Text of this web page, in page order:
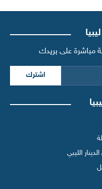
مباشرة على بريدك
اشترك
الليبي